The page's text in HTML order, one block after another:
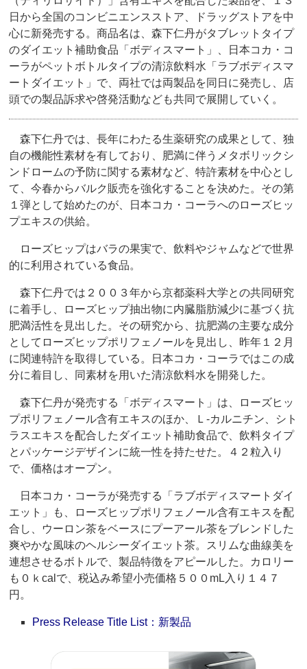
日から全国のコンビニエンスストア、ドラッグストアを中
心に新発売する。商品名は、森下仁丹がタブレットタイプ
のダイエット補助食品「ボディスマート」、日本コカ・コ
ーラがペットボトルタイプの清涼飲料水「ラブボディスマ
ートダイエット」で、両社では両製品を同日に発売し、店
頭での製品訴求や啓発活動なども共同で展開していく。
森下仁丹では、長年にわたる生薬研究の成果として、独
自の機能性素材を有しており、肥満に伴うメタボリックシ
ンドロームの予防に関する素材など、特許素材を中心とし
て、今春からバルク販売を強化することを決めた。その第
１弾として始めたのが、日本コカ・コーラへのローズヒッ
プエキスの供給。
ローズヒップはバラの果実で、飲料やジャムなどで世界
的に利用されている食品。
森下仁丹では２００３年から京都薬科大学との共同研究
に着手し、ローズヒップ抽出物に内臓脂肪減少に基づく抗
肥満活性を見出した。その研究から、抗肥満の主要な成分
としてローズヒップポリフェノールを見出し、昨年１２月
に関連特許を取得している。日本コカ・コーラではこの成
分に着目し、同素材を用いた清涼飲料水を開発した。
森下仁丹が発売する「ボディスマート」は、ローズヒッ
プポリフェノール含有エキスのほか、Ｌ‐カルニチン、シト
ラスエキスを配合したダイエット補助食品で、飲料タイプ
とパッケージデザインに統一性を持たせた。４２粒入り
で、価格はオープン。
日本コカ・コーラが発売する「ラブボディスマートダイ
エット」も、ローズヒップポリフェノール含有エキスを配
合し、ウーロン茶をベースにプーアール茶をブレンドした
爽やかな風味のヘルシーダイエット茶。スリムな曲線美を
連想させるボトルで、製品特徴をアピールした。カロリー
も０ｋcalで、税込み希望小売価格５００mL入り１４７
円。
Press Release Title List：新製品